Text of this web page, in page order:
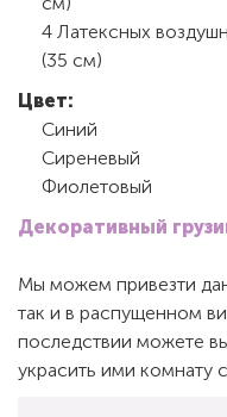
4 Латексных
(35 см)
Цвет:
Синий
Сиреневый
Фиолетовый
Декоративный
Мы можем привезти
так и в распущенном
последствии можете
украсить ими комнату